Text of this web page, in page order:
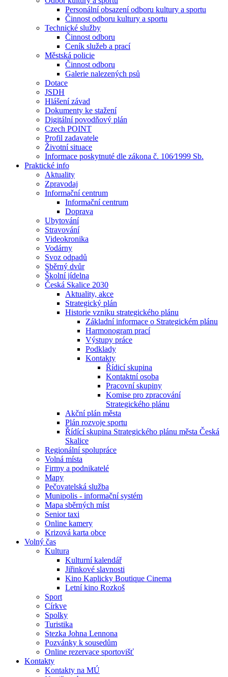
Personální obsazení odboru kultury a sportu
Činnost odboru kultury a sportu
Technické služby
Činnost odboru
Ceník služeb a prací
Městská policie
Činnost odboru
Galerie nalezených psů
Dotace
JSDH
Hlášení závad
Dokumenty ke stažení
Digitální povodňový plán
Czech POINT
Profil zadavatele
Životní situace
Informace poskytnuté dle zákona č. 106⁄1999 Sb.
Praktické info
Aktuality
Zpravodaj
Informační centrum
Informační centrum
Doprava
Ubytování
Stravování
Videokronika
Vodárny
Svoz odpadů
Sběrný dvůr
Školní jídelna
Česká Skalice 2030
Aktuality, akce
Strategický plán
Historie vzniku strategického plánu
Základní informace o Strategickém plánu
Harmonogram prací
Výstupy práce
Podklady
Kontakty
Řídicí skupina
Kontaktní osoba
Pracovní skupiny
Komise pro zpracování
Strategického plánu
Akční plán města
Plán rozvoje sportu
Řídící skupina Strategického plánu města Česká
Skalice
Regionální spolupráce
Volná místa
Firmy a podnikatelé
Mapy
Pečovatelská služba
Munipolis - informační systém
Mapa sběrných míst
Senior taxi
Online kamery
Krizová karta obce
Volný čas
Kultura
Kulturní kalendář
Jiřinkové slavnosti
Kino Kaplicky Boutique Cinema
Letní kino Rozkoš
Sport
Církve
Spolky
Turistika
Stezka Johna Lennona
Pozvánky k sousedům
Online rezervace sportovišť
Kontakty
Kontakty na MÚ